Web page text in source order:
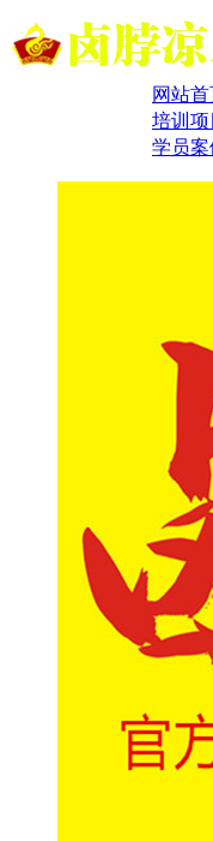
网站
培训项
学员案